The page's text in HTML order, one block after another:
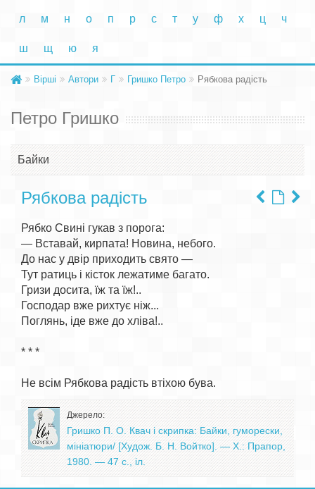
л м н о п р с т у ф х ц ч
ш щ ю я
Вірші Автори Г Гришко Петро Рябкова радість
Петро Гришко
Байки
Рябкова радість
Рябко Свині гукав з порога:
— Вставай, кирпата! Новина, небого.
До нас у двір приходить свято —
Тут ратиць і кісток лежатиме багато.
Гризи досита, їж та їж!..
Господар вже рихтує ніж...
Поглянь, іде вже до хліва!..
* * *
Джерело:
Гришко П. О. Квач і скрипка: Байки, гуморески,
мініатюри/ [Худож. Б. Н. Войтко]. — X.: Прапор,
1980. — 47 с., іл.